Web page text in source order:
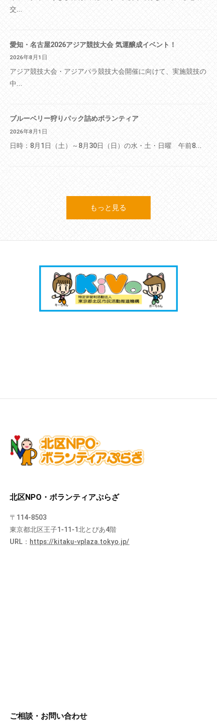
交...
愛知・名古屋2026アジア競技大会 気運醸成イベント！
2026年8月1日
アジア競技大会・アジアパラ競技大会開催に向けて、実施競技の
中...
ブルーベリー狩りパック詰めボランティア
2026年8月1日
日時：8月1日（土）～8月30日（日）の水・土・日曜 午前8...
もっと見る
北区NPO・ボランティアぷらざ
〒114-8503
東京都北区王子1-11-1北とぴあ4階
URL： https://kitaku-vplaza.tokyo.jp/
ご相談・お問い合わせ